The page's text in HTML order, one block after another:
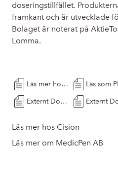
doseringstillfället.
framkant och är utvecklade
Bolaget är noterat på
Lomma.
Läs mer hos Cision Läs som
Externt Dokument
Läs mer hos Cision
Läs mer om MedicPen AB